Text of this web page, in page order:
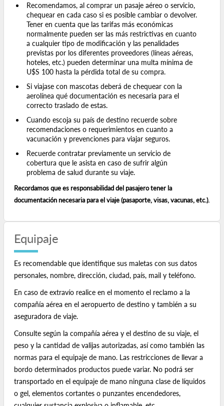
Recomendamos, al comprar un pasaje aéreo o servicio,
chequear en cada caso si es posible cambiar o devolver.
Tener en cuenta que las tarifas más económicas
normalmente pueden ser las más restrictivas en cuanto
a cualquier tipo de modificación y las penalidades
previstas por los diferentes proveedores (líneas aéreas,
hoteles, etc.) pueden determinar una multa mínima de
U$S 100 hasta la pérdida total de su compra.
Si viajase con mascotas deberá de chequear con la
aerolínea qué documentación es necesaria para el
correcto traslado de estas.
Cuando escoja su país de destino recuerde sobre
recomendaciones o requerimientos en cuanto a
vacunación y prevenciones para viajar seguros.
Recuerde contratar previamente un servicio de
cobertura que le asista en caso de sufrir algún
problema de salud durante su viaje.
Recordamos que es responsabilidad del pasajero tener la
documentación necesaria para el viaje (pasaporte, visas, vacunas, etc.).
Equipaje
Es recomendable que identifique sus maletas con sus datos
personales, nombre, dirección, ciudad, país, mail y teléfono.
En caso de extravío realice en el momento el reclamo a la
compañía aérea en el aeropuerto de destino y también a su
aseguradora de viaje.
Consulte según la compañía aérea y el destino de su viaje, el
peso y la cantidad de valijas autorizadas, así como también las
normas para el equipaje de mano. Las restricciones de llevar a
bordo determinados productos puede variar. No podrá ser
transportado en el equipaje de mano ninguna clase de líquidos
o gel, elementos cortantes o punzantes encendedores,